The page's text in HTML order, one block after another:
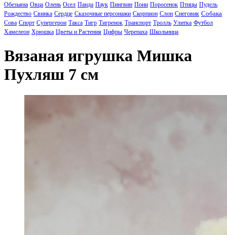
Обезьяна Овца Олень Осел Панда Паук Пингвин Пони Поросенок Птицы Пудель
Рождество Свинка Сердце Сказочные персонажи Скорпион Слон Снеговик Собака
Сова Спорт Супергерои Такса Тигр Тигренок Транспорт Тролль Улитка Футбол
Хамелеон Хрюшка Цветы и Растения Цифры Черепаха Школьница
Вязаная игрушка Мишка
Пухляш 7 см